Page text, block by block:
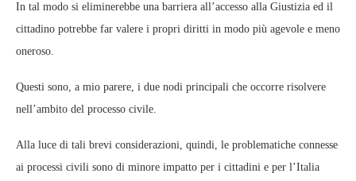
In tal modo si eliminerebbe una barriera all’accesso alla Giustizia ed il
cittadino potrebbe far valere i propri diritti in modo più agevole e meno
oneroso.
Questi sono, a mio parere, i due nodi principali che occorre risolvere
nell’ambito del processo civile.
Alla luce di tali brevi considerazioni, quindi, le problematiche connesse
ai processi civili sono di minore impatto per i cittadini e per l’Italia